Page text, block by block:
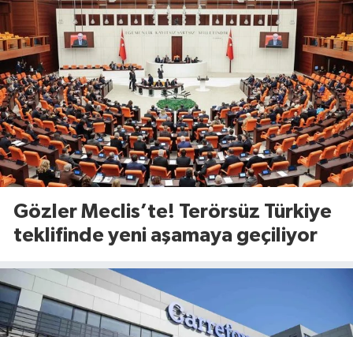
Gözler Meclis’te! Terörsüz Türkiye
teklifinde yeni aşamaya geçiliyor